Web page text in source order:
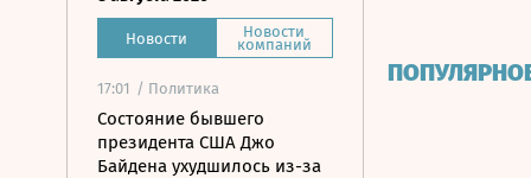
Новости Новости
компаний
17:01 / Политика
Состояние бывшего
президента США Джо
Байдена ухудшилось из-за